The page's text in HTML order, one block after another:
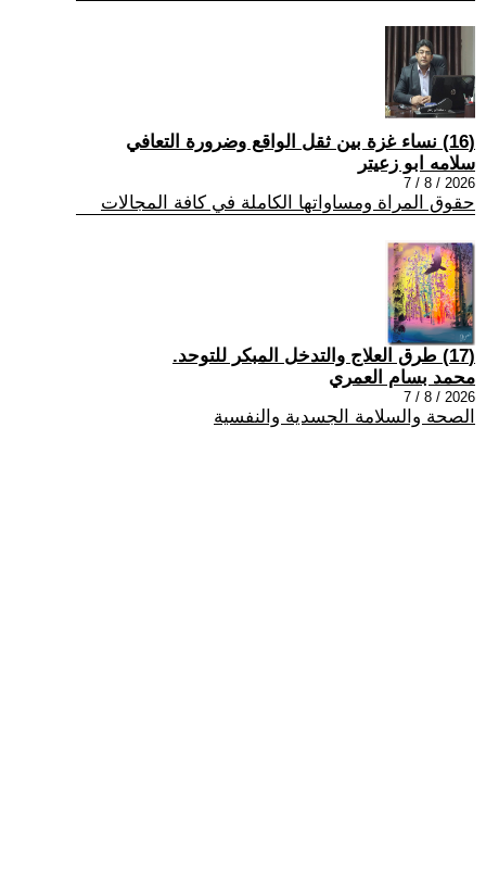
(16) نساء غزة بين ثقل الواقع وضرورة التعافي
سلامه ابو زعيتر
2026 / 8 / 7
حقوق المراة ومساواتها الكاملة في كافة المجالات
(17) طرق العلاج والتدخل المبكر للتوحد.
محمد بسام العمري
2026 / 8 / 7
الصحة والسلامة الجسدية والنفسية